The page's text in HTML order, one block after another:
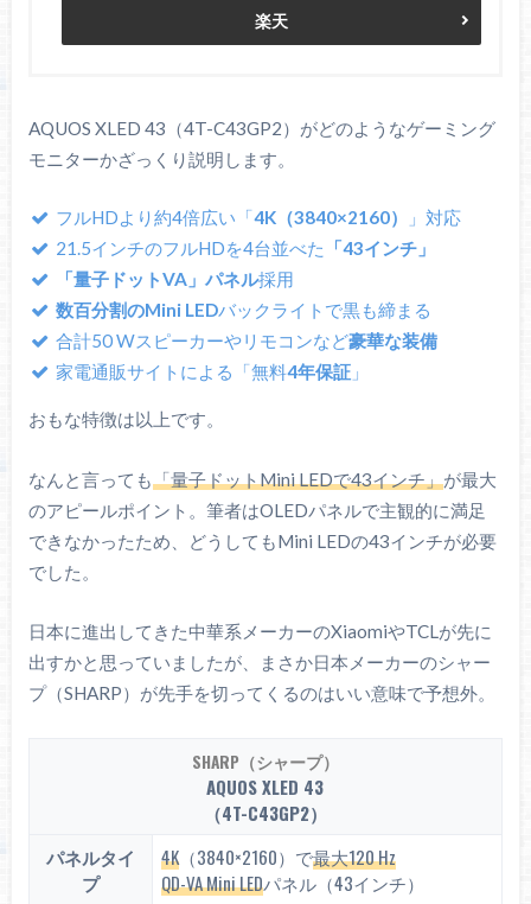
楽天
AQUOS XLED 43（4T-C43GP2）がどのようなゲーミング
モニターかざっくり説明します。
フルHDより約4倍広い「4K（3840×2160）
」対応
21.5インチのフルHDを4台並べた 「43インチ」
「量子ドットVA」パネル採用
数百分割のMini LEDバックライトで黒も締まる
合計50 Wスピーカーやリモコンなど豪華な装備
家電通販サイトによる「無料4年保証」
おもな特徴は以上です。
なんと言っても「量子ドットMini LEDで43インチ」が最大
のアピールポイント。筆者はOLEDパネルで主観的に満足
できなかったため、どうしてもMini LEDの43インチが必要
でした。
日本に進出してきた中華系メーカーのXiaomiやTCLが先に
出すかと思っていましたが、まさか日本メーカーのシャー
プ（SHARP）が先手を切ってくるのはいい意味で予想外。
SHARP（シャープ）
AQUOS XLED 43
（4T-C43GP2）
パネルタイ
プ
4K（3840×2160）で最大120 Hz
QD-VA Mini LEDパネル（43インチ）